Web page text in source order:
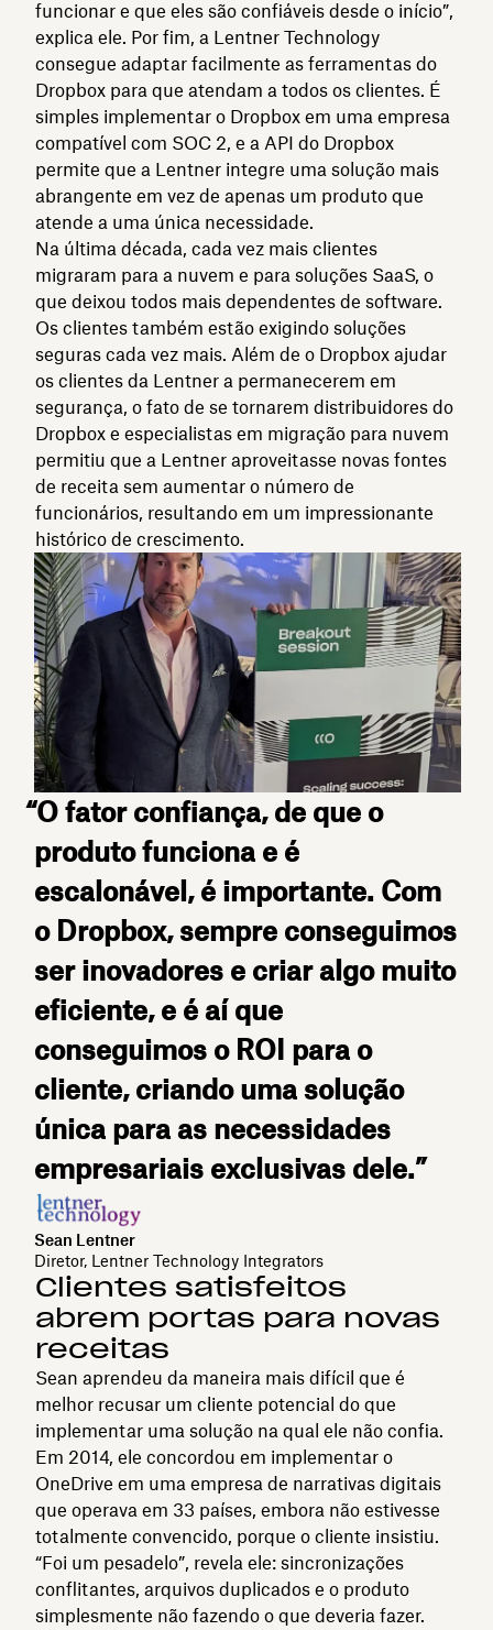
funcionar e que eles são confiáveis desde o início”,
explica ele. Por fim, a Lentner Technology
consegue adaptar facilmente as ferramentas do
Dropbox para que atendam a todos os clientes. É
simples implementar o Dropbox em uma empresa
compatível com SOC 2, e a API do Dropbox
permite que a Lentner integre uma solução mais
abrangente em vez de apenas um produto que
atende a uma única necessidade.
Na última década, cada vez mais clientes
migraram para a nuvem e para soluções SaaS, o
que deixou todos mais dependentes de software.
Os clientes também estão exigindo soluções
seguras cada vez mais. Além de o Dropbox ajudar
os clientes da Lentner a permanecerem em
segurança, o fato de se tornarem distribuidores do
Dropbox e especialistas em migração para nuvem
permitiu que a Lentner aproveitasse novas fontes
de receita sem aumentar o número de
funcionários, resultando em um impressionante
histórico de crescimento.
“O fator confiança, de que o
produto funciona e é
escalonável, é importante. Com
o Dropbox, sempre conseguimos
ser inovadores e criar algo muito
eficiente, e é aí que
conseguimos o ROI para o
cliente, criando uma solução
única para as necessidades
empresariais exclusivas dele.”
Sean Lentner
Diretor, Lentner Technology Integrators
Clientes satisfeitos
abrem portas para novas
receitas
Sean aprendeu da maneira mais difícil que é
melhor recusar um cliente potencial do que
implementar uma solução na qual ele não confia.
Em 2014, ele concordou em implementar o
OneDrive em uma empresa de narrativas digitais
que operava em 33 países, embora não estivesse
totalmente convencido, porque o cliente insistiu.
“Foi um pesadelo”, revela ele: sincronizações
conflitantes, arquivos duplicados e o produto
simplesmente não fazendo o que deveria fazer.